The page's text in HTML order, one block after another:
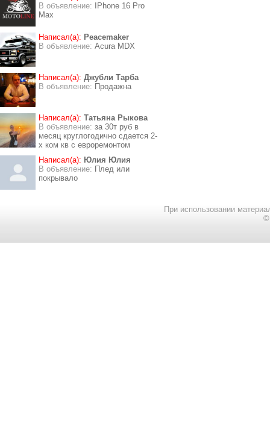
В объявление:
IPhone 16 Pro
Max
Написал(а): Peacemaker
В объявление: Acura MDX
Написал(а): Джубли Тарба
В объявление: Продажна
Написал(а): Татьяна Рыкова
В объявление: за 30т руб в
месяц круглогодично сдается 2-
х ком кв с евроремонтом
Написал(а): Юлия Юлия
В объявление: Плед или
покрывало
При использовании